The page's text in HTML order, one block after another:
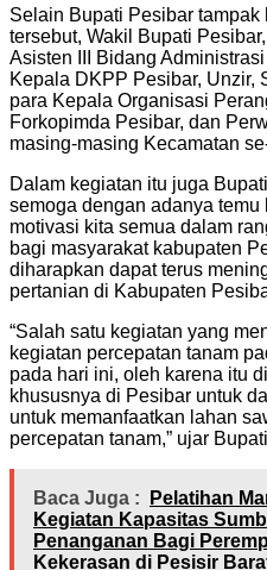
Selain Bupati Pesibar
tersebut, Wakil Bupati
Asisten III Bidang
Kepala DKPP Pesibar, Unzir,
para Kepala Organisasi
Forkopimda Pesibar, dan
masing-masing Kecamatan
Dalam kegiatan itu juga
semoga dengan adanya
motivasi kita semua dalam
bagi masyarakat kabupaten
diharapkan dapat terus
pertanian di Kabupaten
“Salah satu kegiatan yang
kegiatan percepatan tanam
pada hari ini, oleh karena itu
khususnya di Pesibar untuk
untuk memanfaatkan lahan
percepatan tanam,” ujar
Baca Juga :
Pelatihan
Kegiatan Kapasitas
Penanganan Bagi
Kekerasan di Pesisir